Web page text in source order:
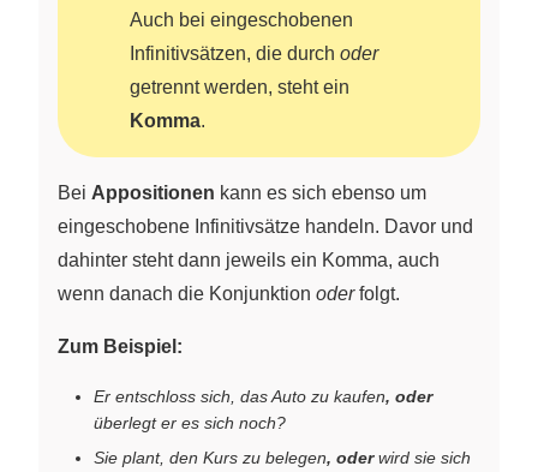
Auch bei eingeschobenen
Infinitivsätzen, die durch oder
getrennt werden, steht ein
Komma.
Bei Appositionen kann es sich ebenso um
eingeschobene Infinitivsätze handeln. Davor und
dahinter steht dann jeweils ein Komma, auch
wenn danach die Konjunktion oderfolgt.
Zum Beispiel:
Er entschloss sich, das Auto zu kaufen, oder
überlegt er es sich noch?
Sie plant, den Kurs zu belegen, oderwird sie sich